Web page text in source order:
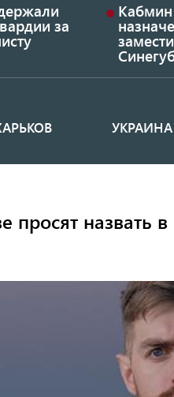
за
Кабмин
УКРАИНА
просят назвать